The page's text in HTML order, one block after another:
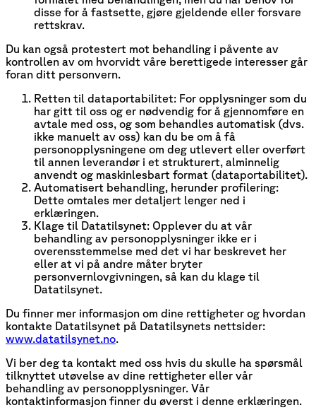
disse for å fastsette, gjøre gjeldende eller forsvare
rettskrav.
Du kan også protestert mot behandling i påvente av
kontrollen av om hvorvidt våre berettigede interesser går
foran ditt personvern.
Retten til dataportabilitet: For opplysninger som du
har gitt til oss og er nødvendig for å gjennomføre en
avtale med oss, og som behandles automatisk (dvs.
ikke manuelt av oss) kan du be om å få
personopplysningene om deg utlevert eller overført
til annen leverandør i et strukturert, alminnelig
anvendt og maskinlesbart format (dataportabilitet).
Automatisert behandling, herunder profilering:
Dette omtales mer detaljert lenger ned i
erklæringen.
Klage til Datatilsynet: Opplever du at vår
behandling av personopplysninger ikke er i
overensstemmelse med det vi har beskrevet her
eller at vi på andre måter bryter
personvernlovgivningen, så kan du klage til
Datatilsynet.
Du finner mer informasjon om dine rettigheter og hvordan
kontakte Datatilsynet på Datatilsynets nettsider:
www.datatilsynet.no.
Vi ber deg ta kontakt med oss hvis du skulle ha spørsmål
tilknyttet utøvelse av dine rettigheter eller vår
behandling av personopplysninger. Vår
kontaktinformasjon finner du øverst i denne erklæringen.